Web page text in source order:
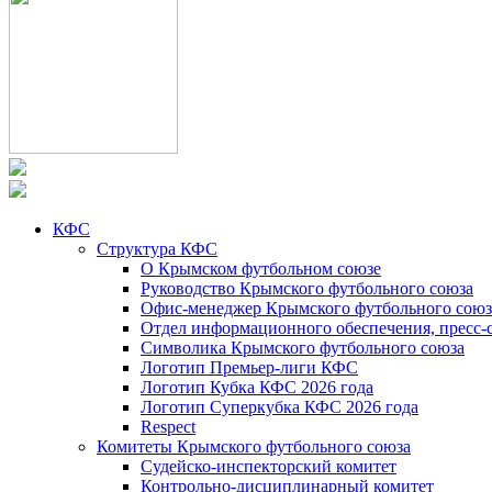
КФС
Структура КФС
О Крымском футбольном союзе
Руководство Крымского футбольного союза
Офис-менеджер Крымского футбольного
Отдел информационного обеспечения, пресс-
Символика Крымского футбольного союза
Логотип Премьер-лиги КФС
Логотип Кубка КФС 2026 года
Логотип Суперкубка КФС 2026 года
Respect
Комитеты Крымского футбольного союза
Судейско-инспекторский комитет
Контрольно-дисциплинарный комитет